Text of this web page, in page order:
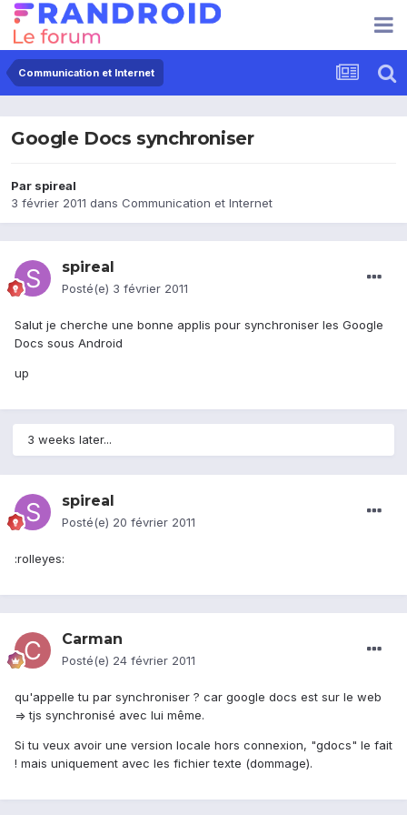
Communication et Internet
Google Docs synchroniser
Par spireal
3 février 2011 dans Communication et Internet
spireal
Posté(e) 3 février 2011
Salut je cherche une bonne applis pour synchroniser les Google
Docs sous Android
up
3 weeks later...
spireal
Posté(e) 20 février 2011
:rolleyes:
Carman
Posté(e) 24 février 2011
qu'appelle tu par synchroniser ? car google docs est sur le web
=> tjs synchronisé avec lui même.
Si tu veux avoir une version locale hors connexion, "gdocs" le fait
! mais uniquement avec les fichier texte (dommage).